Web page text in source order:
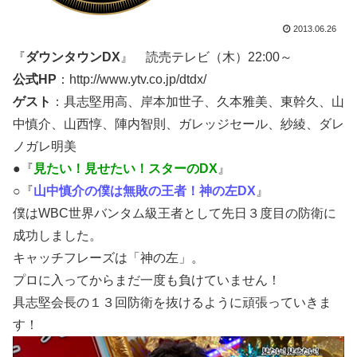
2013.06.26
『ダウンタウンDX 』 読売テレビ（木）22:00～
公式HP ：http://www.ytv.co.jp/dtdx/
ゲスト ：具志堅用高、岸本加世子、久本雅美、東幹久、山
中慎介、山西惇、陣内智則、ガレッジセール、紗綾、ダレ
ノガレ明美
●『 見たい！見せたい！スターのDX 』
○『山中慎介の僕は無敗の王者！神の左DX 』
僕はWBC世界バンタム級王者として先日３度目の防衛に
成功しました。
キャッチフレーズは「神の左」。
プロに入ってからまだ一度も負けていません！
具志堅会長の１３回防衛を抜けるように頑張っていきま
す！